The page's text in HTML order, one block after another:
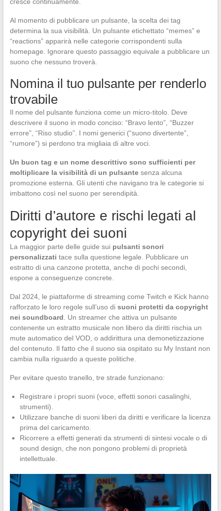
Al momento di pubblicare un pulsante, la scelta dei tag
determina la sua visibilità. Un pulsante etichettato “memes” e
“reactions” apparirà nelle categorie corrispondenti sulla
homepage. Ignorare questo passaggio equivale a pubblicare un
suono che nessuno troverà.
Nomina il tuo pulsante per renderlo
trovabile
Il nome del pulsante funziona come un micro-titolo. Deve
descrivere il suono in modo conciso: “Bravo lento”, “Buzzer
errore”, “Riso studio”. I nomi generici (“suono divertente”,
“rumore”) si perdono tra migliaia di altre voci.
Un buon tag e un nome descrittivo sono sufficienti per
moltiplicare la visibilità di un pulsantesenza alcuna
promozione esterna. Gli utenti che navigano tra le categorie si
imbattono così nel suono per serendipità.
Diritti d’autore e rischi legati al
copyright dei suoni
La maggior parte delle guide sui pulsanti sonori
personalizzati tace sulla questione legale. Pubblicare un
estratto di una canzone protetta, anche di pochi secondi,
espone a conseguenze concrete.
Dal 2024, le piattaforme di streaming come Twitch e Kick hanno
rafforzato le loro regole sull’uso di suoni protetti da copyright
nei soundboard . Un streamer che attiva un pulsante
contenente un estratto musicale non libero da diritti rischia un
mute automatico del VOD, o addirittura una demonetizzazione
del contenuto. Il fatto che il suono sia ospitato su My Instant non
cambia nulla riguardo a queste politiche.
Per evitare questo tranello, tre strade funzionano:
Registrare i propri suoni (voce, effetti sonori casalinghi,
strumenti).
Utilizzare banche di suoni liberi da diritti e verificare la licenza
prima del caricamento.
Ricorrere a effetti generati da strumenti di sintesi vocale o di
sound design, che non pongono problemi di proprietà
intellettuale.